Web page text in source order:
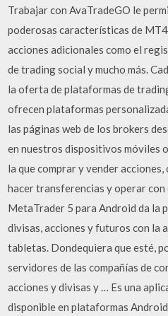
Trabajar con AvaTradeGO le
poderosas características de
acciones adicionales como el
de trading social y mucho más.
la oferta de plataformas de
ofrecen plataformas
las páginas web de los brokers
en nuestros dispositivos móviles
la que comprar y vender
hacer transferencias y operar
MetaTrader 5 para Android da la
divisas, acciones y futuros con la
tabletas. Dondequiera que esté,
servidores de las compañías de
acciones y divisas y … Es una
disponible en plataformas